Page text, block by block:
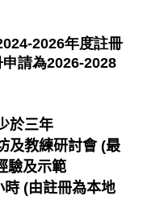
2026年度註冊
請為2026-2028
於三年
及教練研討會(最
驗及示範
時 (由註冊為本地